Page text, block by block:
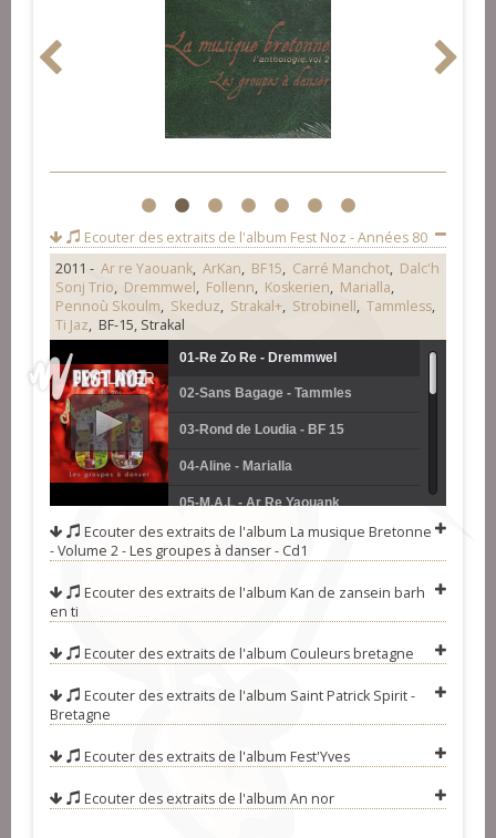
1 2 3 4 5 6 7
Ecouter des extraits de l'album Fest Noz - Années 80
2011 - Ar re Yaouank, ArKan, BF15, Carré Manchot, Dalc'h
Sonj Trio, Dremmwel, Follenn, Koskerien, Marialla,
Pennoù Skoulm, Skeduz, Strakal+, Strobinell, Tammless,
Ti Jaz, BF-15, Strakal
01-Re Zo Re - Dremmwel
02-Sans Bagage - Tammles
03-Rond de Loudia - BF 15
04-Aline - Marialla
05-M.A.L - Ar Re Yaouank
06-An Dro-Neg La Cho - Carré
09-Rêves Sauvage Fisel - Ti Jaz
11-Plinn Kervi Tonn Doubl -
Strobinell
12-Hag Ar Blez Man - Dacl'H Sonj
13-La Danse Andro - Koskerien
Ecouter des extraits de l'album La musique Bretonne
- Volume 2 - Les groupes à danser - Cd1
Ecouter des extraits de l'album Kan de zansein barh
en ti
Ecouter des extraits de l'album Couleurs bretagne
Ecouter des extraits de l'album Saint Patrick Spirit -
Bretagne
Ecouter des extraits de l'album Fest'Yves
Ecouter des extraits de l'album An nor